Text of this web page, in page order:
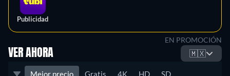
Publicidad
EN PROMOCIÓN
VER AHORA 🇲🇽